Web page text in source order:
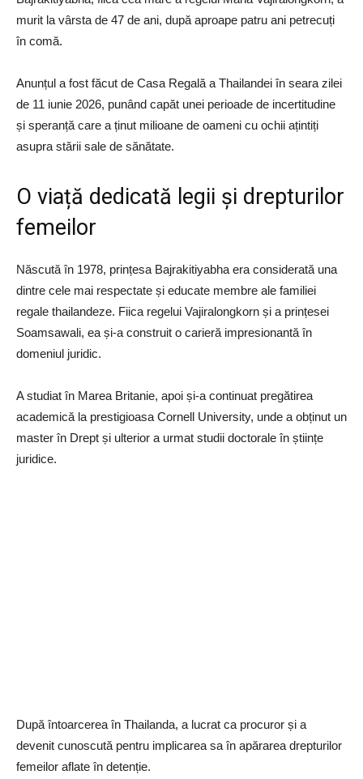
murit la vârsta de 47 de ani, după aproape patru ani petrecuți
în comă.
Anunțul a fost făcut de Casa Regală a Thailandei în seara zilei
de 11 iunie 2026, punând capăt unei perioade de incertitudine
și speranță care a ținut milioane de oameni cu ochii ațintiți
asupra stării sale de sănătate.
O viață dedicată legii și drepturilor
femeilor
Născută în 1978, prințesa Bajrakitiyabha era considerată una
dintre cele mai respectate și educate membre ale familiei
regale thailandeze. Fiica regelui Vajiralongkorn și a prințesei
Soamsawali, ea și-a construit o carieră impresionantă în
domeniul juridic.
A studiat în Marea Britanie, apoi și-a continuat pregătirea
academică la prestigioasa Cornell University, unde a obținut un
master în Drept și ulterior a urmat studii doctorale în științe
juridice.
După întoarcerea în Thailanda, a lucrat ca procuror și a
devenit cunoscută pentru implicarea sa în apărarea drepturilor
femeilor aflate în detenție.